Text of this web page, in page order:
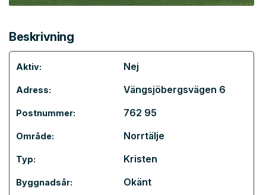
Beskrivning
Aktiv: Nej
Adress: Vängsjöbergsvägen 6
Postnummer: 762 95
Område: Norrtälje
Typ: Kristen
Byggnadsår: Okänt